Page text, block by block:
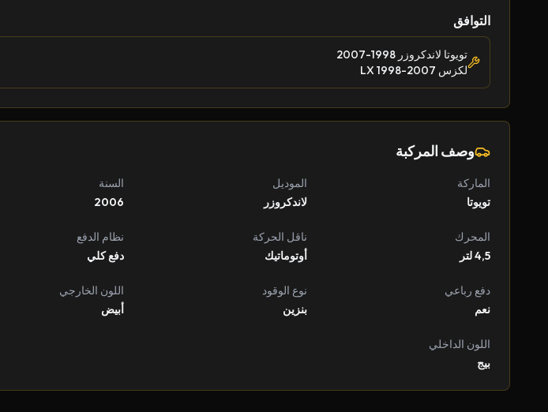
التوافق
تويوتا لاندكروزر 1998-2007
لكزس LX 1998-2007
وصف المركبة
الماركة
تويوتا
الموديل
لاندكروزر
السنة
2006
المحرك
4,5 لتر
ناقل الحركة
أوتوماتيك
نظام الدفع
دفع كلي
دفع رباعي
نعم
نوع الوقود
بنزين
اللون الخارجي
أبيض
اللون الداخلي
بيج